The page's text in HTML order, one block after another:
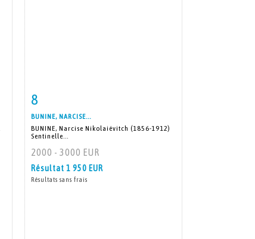
8
BUNINE, NARCISE...
BUNINE, Narcise Nikolaiévitch (1856-1912)
Sentinelle...
2000 - 3000 EUR
Résultat 1 950 EUR
Résultats sans frais